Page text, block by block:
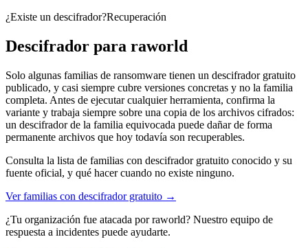
¿Existe un descifrador?Recuperación
Descifrador para raworld
Solo algunas familias de ransomware tienen un descifrador gratuito
publicado, y casi siempre cubre versiones concretas y no la familia
completa. Antes de ejecutar cualquier herramienta, confirma la
variante y trabaja siempre sobre una copia de los archivos cifrados:
un descifrador de la familia equivocada puede dañar de forma
permanente archivos que hoy todavía son recuperables.
Consulta la lista de familias con descifrador gratuito conocido y su
fuente oficial, y qué hacer cuando no existe ninguno.
Ver familias con descifrador gratuito →
¿Tu organización fue atacada porraworld? Nuestro equipo de
respuesta a incidentes puede ayudarte.